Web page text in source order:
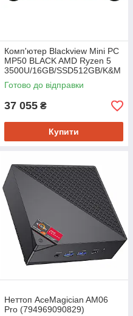
Комп'ютер Blackview Mini PC
MP50 BLACK AMD Ryzen 5
3500U/16GB/SSD512GB/K&M
Готово до відправки
37 055 ₴
Купити
Неттоп AceMagician AM06
Pro (794969090829)